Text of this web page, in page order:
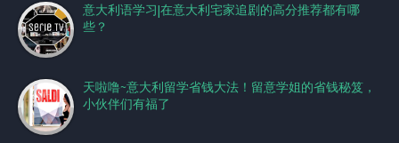
意大利语学习|在意大利宅家追剧的高分推荐都有哪
些？
天啦噜~意大利留学省钱大法！留意学姐的省钱秘笈，
小伙伴们有福了